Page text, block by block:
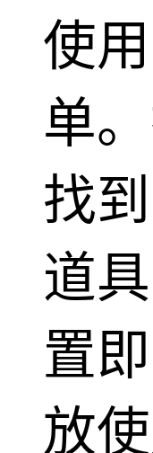
使
单
找
道
置
放使